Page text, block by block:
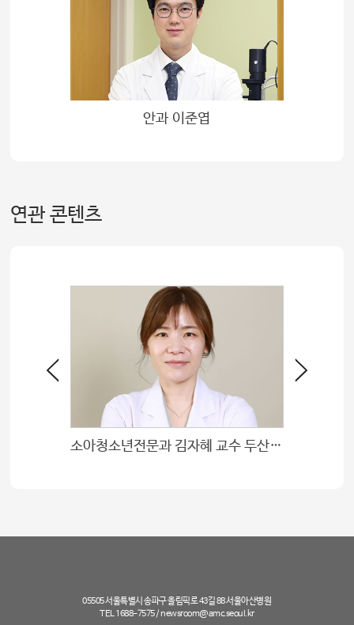
안과 이준엽
연관 콘텐츠
소아청소년전문과 김자혜 교수 두산연강학술상 수상
05505 서울특별시 송파구 올림픽로 43길 88 서울아산병원
TEL 1688-7575 /newsroom@amc.seoul.kr